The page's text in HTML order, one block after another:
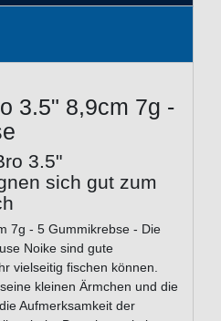
3.5" 8,9cm 7g -
3.5"
sich gut zum
7g - 5 Gummikrebse - Die
Noike sind gute
vielseitig fischen können.
kleinen Ärmchen und die
Aufmerksamkeit der